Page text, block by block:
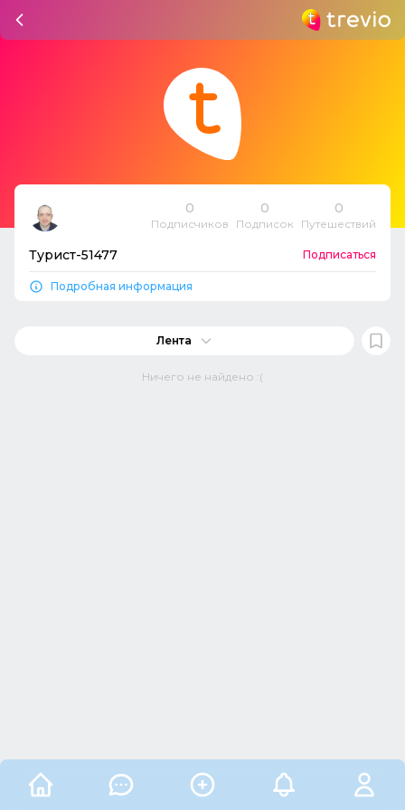
0
Подписчиков
0
Подписок
0
Путешествий
Турист-51477 Подписаться
Подробная информация
Лента
Ничего не найдено :(